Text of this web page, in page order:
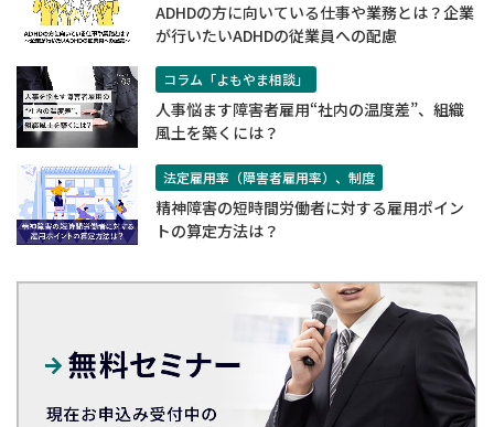
ADHDの方に向いている仕事や業務とは？企業
が行いたいADHDの従業員への配慮
コラム「よもやま相談」
人事悩ます障害者雇用“社内の温度差”、組織
風土を築くには？
法定雇用率（障害者雇用率）、制度
精神障害の短時間労働者に対する雇用ポイン
トの算定方法は？